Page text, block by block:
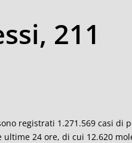
211
registrati 1.271.569 casi di
24 ore, di cui 12.620